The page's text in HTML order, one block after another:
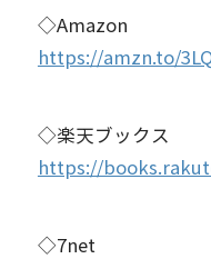
◇Amazon
https://amzn.to/
◇楽天ブックス
https://
◇7net